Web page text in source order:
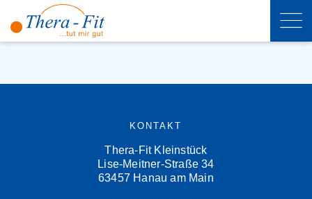
KONTAKT
Thera-Fit Kleinstück
Lise-Meitner-Straße 34
63457 Hanau am Main